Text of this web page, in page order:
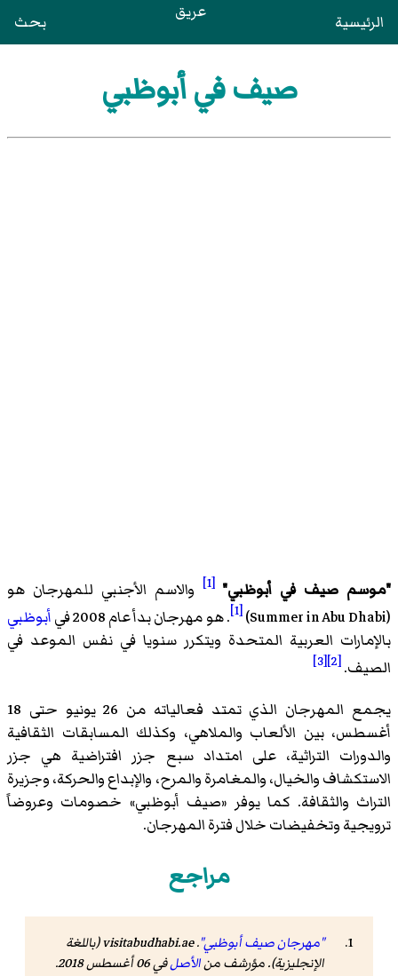
الرئيسية عريق بحث
صيف في أبوظبي
"موسم صيف في أبوظبي" [1]
والاسم الأجنبي للمهرجان هو
(
Summer in Abu Dhabi
)‏
[1] . هو مهرجان بدأ عام 2008 في
أبوظبي
بالإمارات العربية المتحدة ويتكرر سنويا في نفس الموعد في
الصيف.[2]
[3]
يجمع المهرجان الذي تمتد فعالياته من 26 يونيو حتى 18
أغسطس، بين الألعاب والملاهي، وكذلك المسابقات الثقافية
والدورات التراثية، على امتداد سبع جزر افتراضية هي جزر
الاستكشاف والخيال، والمغامرة والمرح، والإبداع والحركة، وجزيرة
التراث والثقافة. كما يوفر «صيف أبوظبي» خصومات وعروضاً
ترويجية وتخفيضات خلال فترة المهرجان.
مراجع
"مهرجان صيف أبوظبي".
visitabudhabi.ae(باللغة
الإنجليزية). مؤرشف منالأصلفي 06 أغسطس 2018
.